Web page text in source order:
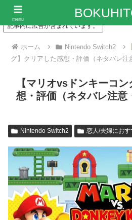
記事内に広告が含まれています。
ホーム Nintendo Switch2
グ】クリアした感想・評価（ネタバレ注
【マリオvsドンキーコ
想・評価（ネタバレ注意
Nintendo Switch2 恋人/夫婦におす
menu